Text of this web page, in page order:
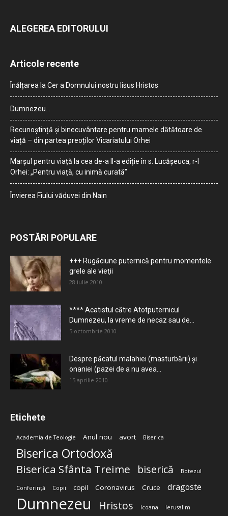
ALEGEREA EDITORULUI
Articole recente
Înălțarea la Cer a Domnului nostru Iisus Hristos
Dumnezeu…
Recunoștință și binecuvântare pentru mamele dătătoare de
viață – din partea preoților Vicariatului Orhei
Marșul pentru viață la cea de-a II-a ediție în s. Lucășeuca, r-l
Orhei: „Pentru viață, cu inimă curată”
Învierea Fiului văduvei din Nain
POSTĂRI POPULARE
+++ Rugăciune puternică pentru momentele
grele ale vieţii
28 iulie 2010
**** Acatistul către Atotputernicul
Dumnezeu, la vreme de necaz sau de...
5 octombrie 2010
Despre păcatul malahiei (masturbării) şi
onaniei (pazei de a nu avea...
15 aprilie 2010
Etichete
Academia de Teologie Anul nou avort Biserica
Biserica Ortodoxă
Biserica Sfânta Treime biserică Botezul
Conferință Copii copil Coronavirus Cruce dragoste
Dumnezeu Hristos Icoana Ierusalim